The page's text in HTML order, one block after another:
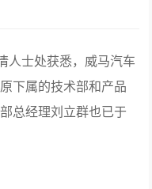
人士处获悉，威马汽车
下属的技术部和产品
总经理刘立群也已于